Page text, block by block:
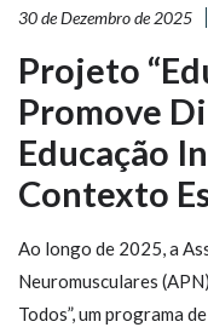
30 de Dezembro de 2025
Projeto
Promove
Educação
Contexto
Ao longo de 2025, a
Neuromusculares
Todos”, um programa